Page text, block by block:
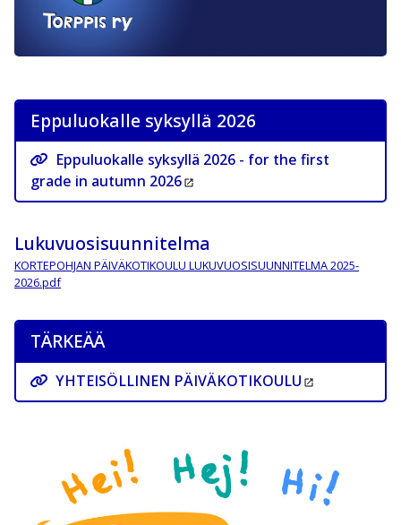
Eppuluokalle syksyllä 2026
Eppuluokalle syksyllä 2026 - for the first
grade in autumn 2026
Lukuvuosisuunnitelma
KORTEPOHJAN PÄIVÄKOTIKOULU LUKUVUOSISUUNNITELMA 2025-
2026.pdf
TÄRKEÄÄ
YHTEISÖLLINEN PÄIVÄKOTIKOULU